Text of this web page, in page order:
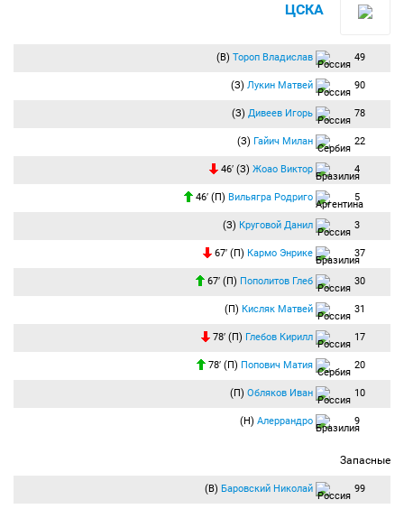
ЦСКА
(В) Тороп Владислав 49
(З) Лукин Матвей 90
(З) Дивеев Игорь 78
(З) Гайич Милан 22
46′ (З) Жоао Виктор 4
46′ (П) Вильягра Родриго 5
(З) Круговой Данил 3
67′ (П) Кармо Энрике 37
67′ (П) Пополитов Глеб 30
(П) Кисляк Матвей 31
78′ (П) Глебов Кирилл 17
78′ (П) Попович Матия 20
(П) Обляков Иван 10
(Н) Алеррандро 9
Запасные
(В) Баровский Николай 99